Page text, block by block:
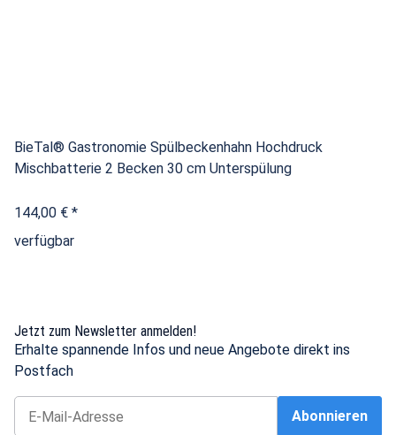
BieTal® Gastronomie Spülbeckenhahn Hochdruck
Mischbatterie 2 Becken 30 cm Unterspülung
144,00 € *
verfügbar
Jetzt zum Newsletter anmelden!
Erhalte spannende Infos und neue Angebote direkt ins
Postfach
Abonnieren